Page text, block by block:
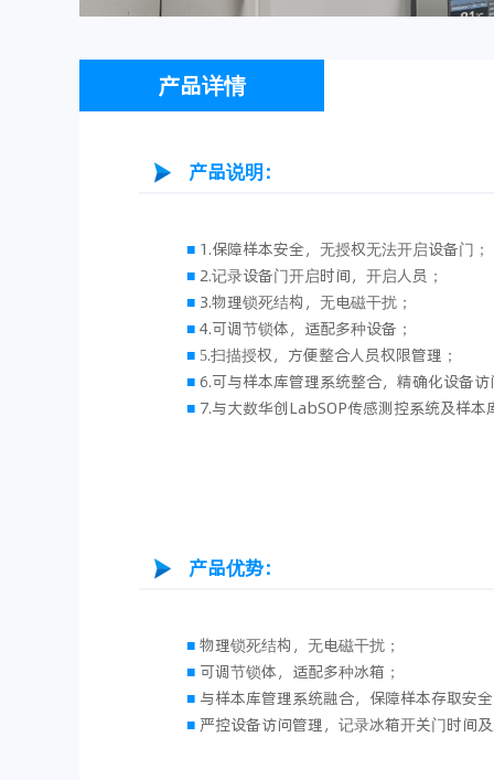
产品详情
产品说明：
■1.保障样本安全，无授权无法开启设备门；
■2.记录设备门开启时间，开启人员；
■3.物理锁死结构，无电磁干扰；
■4.可调节锁体，适配多种设备；
■5.扫描授权，方便整合人员权限管理；
■6.可与样本库管理系统整合，精确化设备访
■7.与大数华创LabSOP传感测控系统及样本
产品优势：
■物理锁死结构，无电磁干扰；
■可调节锁体，适配多种冰箱；
■与样本库管理系统融合，保障样本存取安
■严控设备访问管理，记录冰箱开关门时间